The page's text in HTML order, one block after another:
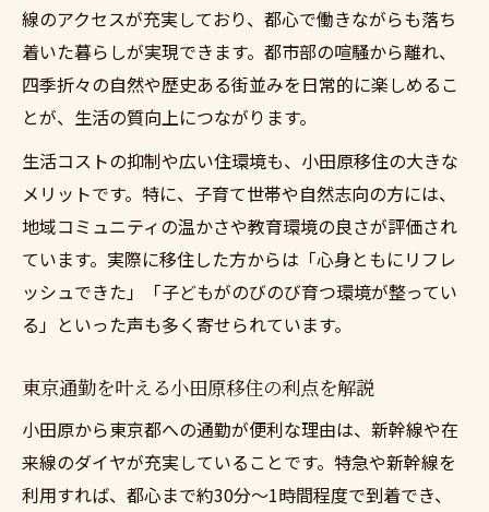
利便性と快適な暮らしが叶う小田原移住の
実感
自然体験が身近な小田原移住の生活の質向
仕事もプライベートも充実する小田原の魅
東京都通勤も快適な暮らし方を解説
小田原に移住で生活の質を向上させ通勤も
快適に
通勤便利な小田原で叶う理想のワークライ
フ
小田原移住者が語る東京都通勤の実際と工
夫
線のアクセスが充実しており、都心で働きながらも落ち
着いた暮らしが実現できます。都市部の喧騒から離れ、
四季折々の自然や歴史ある街並みを日常的に楽しめるこ
とが、生活の質向上につながります。
生活コストの抑制や広い住環境も、小田原移住の大きな
メリットです。特に、子育て世帯や自然志向の方には、
地域コミュニティの温かさや教育環境の良さが評価され
ています。実際に移住した方からは「心身ともにリフレ
ッシュできた」「子どもがのびのび育つ環境が整ってい
る」といった声も多く寄せられています。
東京通勤を叶える小田原移住の利点を解説
小田原から東京都への通勤が便利な理由は、新幹線や在
来線のダイヤが充実していることです。特急や新幹線を
利用すれば、都心まで約30分〜1時間程度で到着でき、